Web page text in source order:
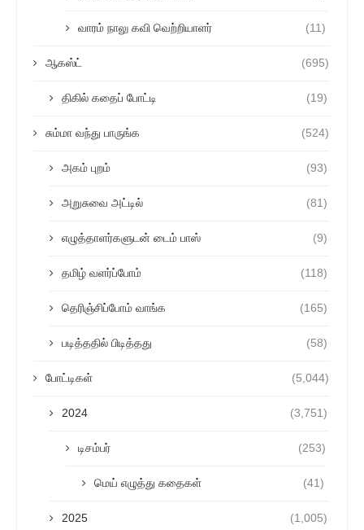
வாரம் நாலு கவி வெற்றியாளர் (11)
ஆகஸ்ட் (695)
திகில் கதைப் போட்டி (19)
சும்மா வந்து பாருங்க (524)
அகம் புறம் (93)
அறுசுவை அட்டில் (81)
எழுத்தாளர்களுடன் டைம் பாஸ் (9)
தமிழ் வளர்ப்போம் (118)
தெரிஞ்சிப்போம் வாங்க (165)
படித்ததில் பிடித்தது (58)
போட்டிகள் (5,044)
2024 (3,751)
டிசம்பர் (253)
மெய் எழுத்து கதைகள் (41)
2025 (1,005)